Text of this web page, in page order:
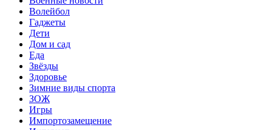
Волейбол
Гаджеты
Дети
Дом и сад
Еда
Звёзды
Здоровье
Зимние виды спорта
ЗОЖ
Игры
Импортозамещение